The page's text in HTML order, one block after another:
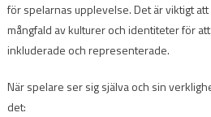
för spelarnas upplevelse. Det är viktigt
mångfald av kulturer och identiteter för
inkluderade och representerade.
När spelare ser sig själva och sin
det: